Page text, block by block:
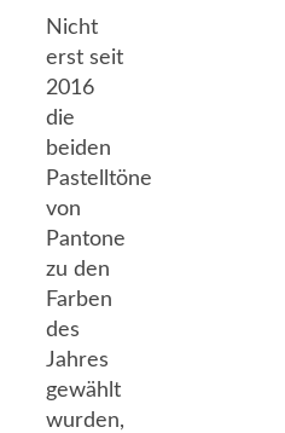
Nicht
erst seit
2016
die
beiden
Pastelltöne
von
Pantone
zu den
Farben
des
Jahres
gewählt
wurden,